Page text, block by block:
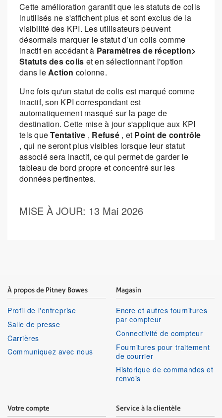
Cette amélioration garantit que les statuts de colis
inutilisés ne s'affichent plus et sont exclus de la
visibilité des KPI. Les utilisateurs peuvent
désormais marquer le statut d’un colis comme
inactif en accédant à Paramètres de réception>
Statuts des colis et en sélectionnant l'option
dans leAction colonne.
Une fois qu'un statut de colis est marqué comme
inactif, son KPI correspondant est
automatiquement masqué sur la page de
destination. Cette mise à jour s'applique aux KPI
tels queTentative , Refusé, et Point de contrôle
, qui ne seront plus visibles lorsque leur statut
associé sera inactif, ce qui permet de garder le
tableau de bord propre et concentré sur les
données pertinentes.
MISE À JOUR: 13 Mai 2026
À propos de Pitney Bowes
Profil de l'entreprise
Salle de presse
Carrières
Communiquez avec nous
Magasin
Encre et autres fournitures
par compteur
Connectivité de compteur
Fournitures pour traitement
de courrier
Historique de commandes et
renvois
Votre compte Service à la clientèle